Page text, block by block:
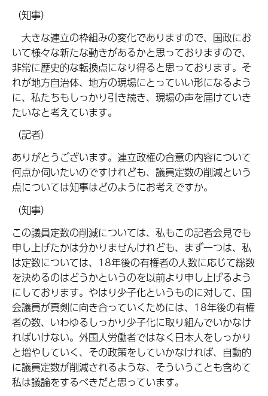
（知事）
大きな連立の枠組みの変化でありますので、国政にお
いて様々な新たな動きがあるかと思っておりますので、
非常に歴史的な転換点になり得ると思っております。そ
れが地方自治体、地方の現場にとっていい形になるよう
に、私たちもしっかり引き続き、現場の声を届けていき
たいなと考えています。
（記者）
ありがとうございます。連立政権の合意の内容について
何点か伺いたいのですけれども、議員定数の削減という
点については知事はどのようにお考えですか。
（知事）
この議員定数の削減については、私もこの記者会見でも
申し上げたかは分かりませんけれども、まず一つは、私
は定数については、18年後の有権者の人数に応じて総数
を決めるのはどうかというのを以前より申し上げるよう
にしております。やはり少子化というものに対して、国
会議員が真剣に向き合っていくためには、18年後の有権
者の数、いわゆるしっかり少子化に取り組んでいかなけ
ればいけない。外国人労働者ではなく日本人をしっかり
と増やしていく、その政策をしていかなければ、自動的
に議員定数が削減されるような、そういうことも含めて
私は議論をするべきだと思っています。